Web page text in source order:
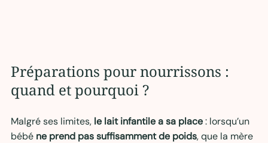
Préparations pour nourrissons :
quand et pourquoi ?
Malgré ses limites, le lait infantile a sa place : lorsqu’un
bébé ne prend pas suffisamment de poids, que la mère